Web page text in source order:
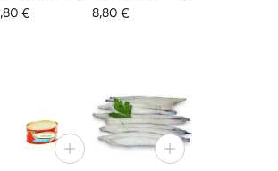
€
Gr
8,80 €